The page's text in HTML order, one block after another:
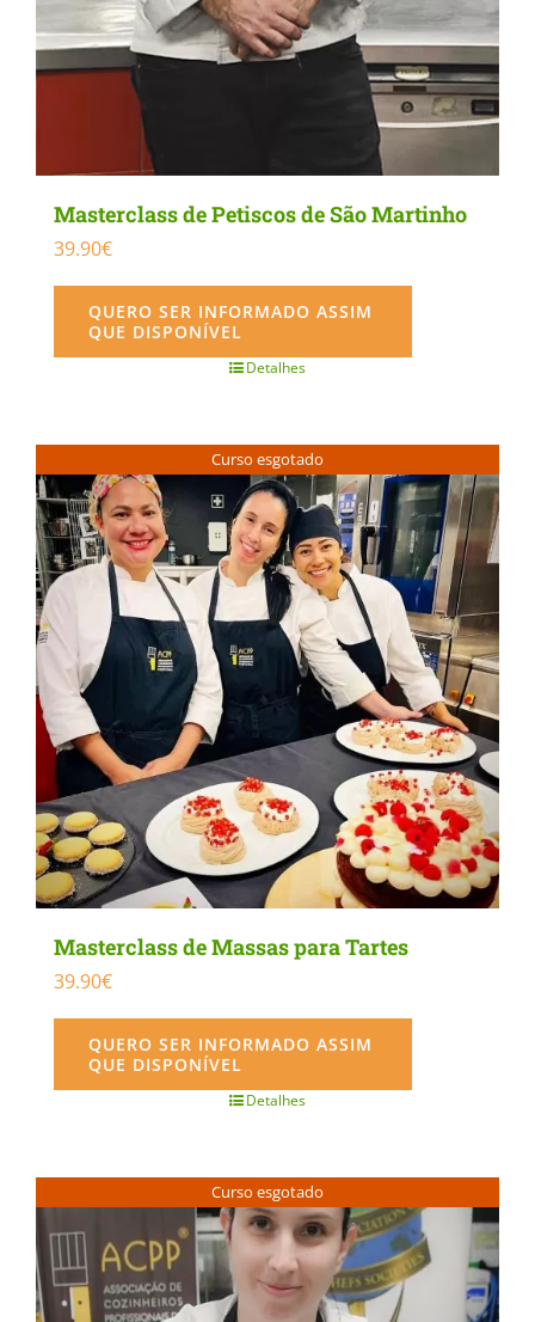
Masterclass de Petiscos de São Martinho
39.90€
QUERO SER INFORMADO ASSIM
QUE DISPONÍVEL
Detalhes
Curso esgotado
Masterclass de Massas para Tartes
39.90€
QUERO SER INFORMADO ASSIM
QUE DISPONÍVEL
Detalhes
Curso esgotado